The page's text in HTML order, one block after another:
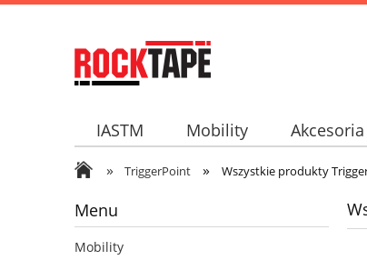
IASTM Mobility Akcesoria
» TriggerPoint » Wszystkie produkty
Menu
Mobility